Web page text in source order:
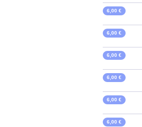
6,00 €
6,00 €
6,00 €
6,00 €
6,00 €
6,00 €